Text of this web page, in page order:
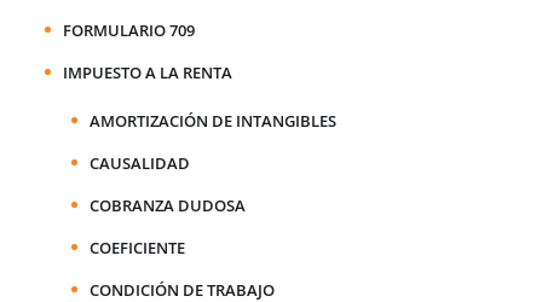
FORMULARIO 709
IMPUESTO A LA RENTA
AMORTIZACIÓN DE INTANGIBLES
CAUSALIDAD
COBRANZA DUDOSA
COEFICIENTE
CONDICIÓN DE TRABAJO